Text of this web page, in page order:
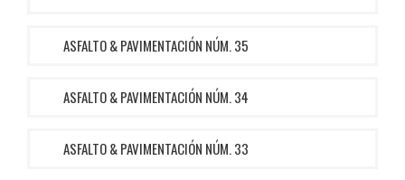
ASFALTO & PAVIMENTACIÓN NÚM. 35
ASFALTO & PAVIMENTACIÓN NÚM. 34
ASFALTO & PAVIMENTACIÓN NÚM. 33